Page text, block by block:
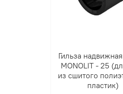
Гильза
MONOLIT - 25
из сшитого
пластик)